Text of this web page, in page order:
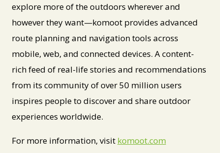
explore more of the outdoors wherever and
however they want—komoot provides advanced
route planning and navigation tools across
mobile, web, and connected devices. A content-
rich feed of real-life stories and recommendations
from its community of over 50 million users
inspires people to discover and share outdoor
experiences worldwide.
For more information, visit komoot.com